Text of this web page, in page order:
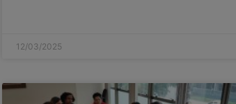
12/03/2025